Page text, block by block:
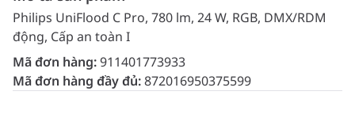
Philips UniFlood C Pro, 780 lm, 24 W, RGB, DMX/RDM
động, Cấp an toàn I
Mã đơn hàng:911401773933
Mã đơn hàng đầy đủ:872016950375599